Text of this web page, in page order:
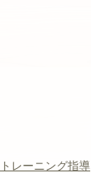
トレーニング指導